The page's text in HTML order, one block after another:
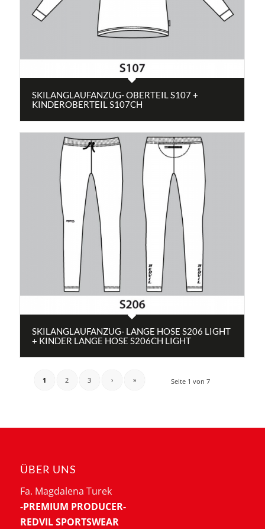
SKILANGLAUFANZUG- OBERTEIL S107 +
KINDEROBERTEIL S107CH
SKILANGLAUFANZUG- LANGE HOSE S206 LIGHT
+ KINDER LANGE HOSE S206CH LIGHT
Seite 1 von 7
1 2 3 › »
ÜBER UNS
Fa. Magdalena Turek
-PREMIUM PRODUCER-
REDVIL SPORTSWEAR